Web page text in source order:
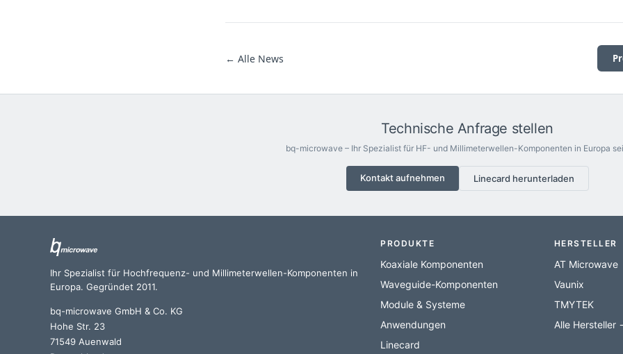
← Alle News
Technische Anfrage stellen
bq-microwave – Ihr Spezialist für HF- und Millimeterwellen-Komponenten in Europa
Kontakt aufnehmen Linecard herunterladen
Ihr Spezialist für Hochfrequenz- und Millimeterwellen-Komponenten in
Europa. Gegründet 2011.
bq-microwave GmbH & Co. KG
Hohe Str. 23
71549 Auenwald
PRODUKTE
Koaxiale Komponenten
Waveguide-Komponenten
Module & Systeme
Anwendungen
Linecard
HERSTELLER
AT Microwave
Vaunix
TMYTEK
Alle Hersteller